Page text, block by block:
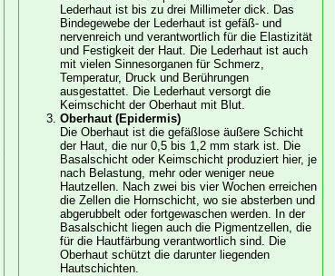
Lederhaut ist bis zu drei Millimeter dick. Das
Bindegewebe der Lederhaut ist gefäß- und
nervenreich und verantwortlich für die Elastizität
und Festigkeit der Haut. Die Lederhaut ist auch
mit vielen Sinnesorganen für Schmerz,
Temperatur, Druck und Berührungen
ausgestattet. Die Lederhaut versorgt die
Keimschicht der Oberhaut mit Blut.
Oberhaut (Epidermis)
Die Oberhaut ist die gefäßlose äußere Schicht
der Haut, die nur 0,5 bis 1,2 mm stark ist. Die
Basalschicht oder Keimschicht produziert hier, je
nach Belastung, mehr oder weniger neue
Hautzellen. Nach zwei bis vier Wochen erreichen
die Zellen die Hornschicht, wo sie absterben und
abgerubbelt oder fortgewaschen werden. In der
Basalschicht liegen auch die Pigmentzellen, die
für die Hautfärbung verantwortlich sind. Die
Oberhaut schützt die darunter liegenden
Hautschichten.